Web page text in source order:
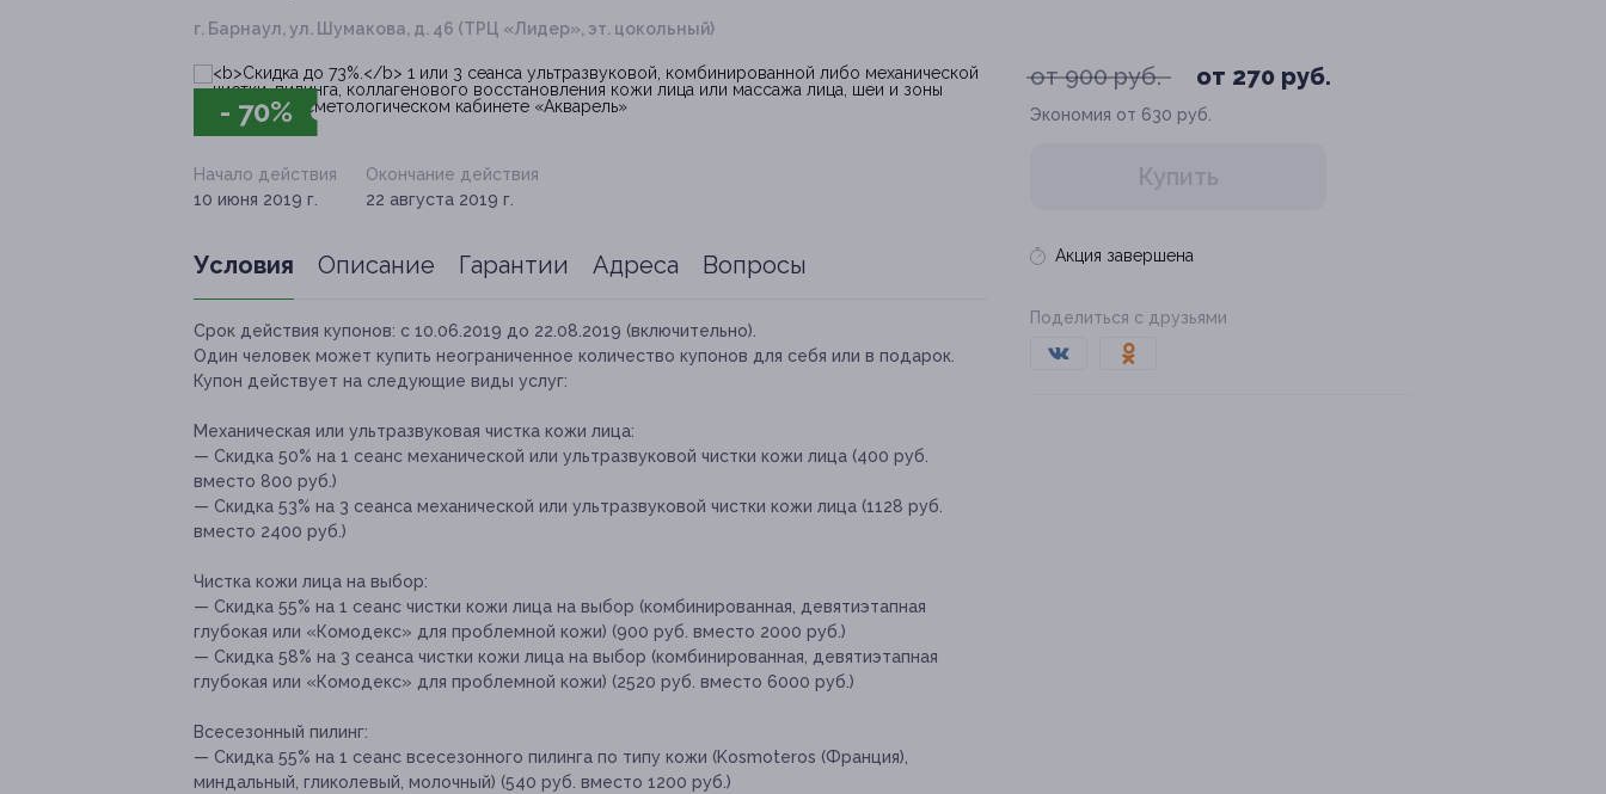
г. Барнаул, ул. Шумакова, д. 46 (ТРЦ «Лидер», эт. цокольный)
- 70%
от 900 руб. от 270 руб.
Экономия от 630 руб.
Купить
Акция завершена
Поделиться с друзьями
Начало действия
10 июня 2019 г.
Окончание действия
22 августа 2019 г.
Условия Описание Гарантии Адреса Вопросы
Срок действия купонов: с 10.06.2019 до 22.08.2019 (включительно).
Один человек может купить неограниченное количество купонов для себя или в подарок.
Купон действует на следующие виды услуг:
Механическая или ультразвуковая чистка кожи лица:
— Скидка 50% на 1 сеанс механической или ультразвуковой чистки кожи лица (400 руб.
вместо 800 руб.)
— Скидка 53% на 3 сеанса механической или ультразвуковой чистки кожи лица (1128 руб.
вместо 2400 руб.)
Чистка кожи лица на выбор:
— Скидка 55% на 1 сеанс чистки кожи лица на выбор (комбинированная, девятиэтапная
глубокая или «Комодекс» для проблемной кожи) (900 руб. вместо 2000 руб.)
— Скидка 58% на 3 сеанса чистки кожи лица на выбор (комбинированная, девятиэтапная
глубокая или «Комодекс» для проблемной кожи) (2520 руб. вместо 6000 руб.)
Всесезонный пилинг:
— Скидка 55% на 1 сеанс всесезонного пилинга по типу кожи (Kosmoteros (Франция),
миндальный, гликолевый, молочный) (540 руб. вместо 1200 руб.)